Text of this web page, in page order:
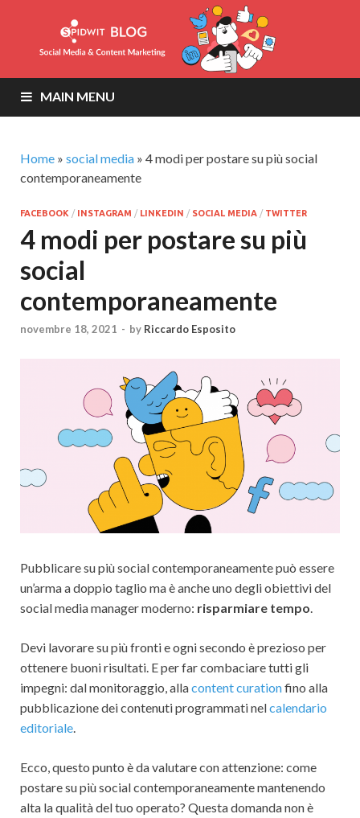
MAIN MENU
Home » social media » 4 modi per postare su più social
contemporaneamente
FACEBOOK / INSTAGRAM / LINKEDIN / SOCIAL MEDIA / TWITTER
4 modi per postare su più
social
contemporaneamente
novembre 18, 2021 - by Riccardo Esposito
Pubblicare su più social contemporaneamente può essere
un’arma a doppio taglio ma è anche uno degli obiettivi del
social media manager moderno: risparmiare tempo
Devi lavorare su più fronti e ogni secondo è prezioso per
ottenere buoni risultati. E per far combaciare tutti gli
impegni: dal monitoraggio, allacontent curationfino alla
pubblicazione dei contenuti programmati nelcalendario
editoriale
Ecco, questo punto è da valutare con attenzione: come
postare su più social contemporaneamente mantenendo
alta la qualità del tuo operato? Questa domanda non è